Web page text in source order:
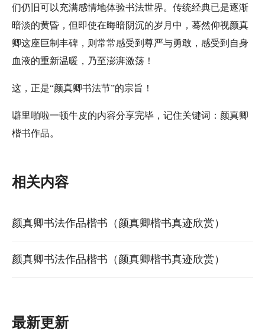
们仍旧可以充满感情地体验书法世界。传统经典已是逐渐
暗淡的黄昏，但即使在晦暗阴沉的岁月中，蓦然仰视颜真
卿这座巨制丰碑，则常常感受到尊严与勇敢，感受到自身
血液的重新温暖，乃至澎湃激荡！
这，正是“颜真卿书法节”的宗旨！
噼里啪啦一顿牛皮的内容分享完毕，记住关键词：颜真卿
楷书作品。
相关内容
颜真卿书法作品楷书（颜真卿楷书真迹欣赏）
颜真卿书法作品楷书（颜真卿楷书真迹欣赏）
最新更新